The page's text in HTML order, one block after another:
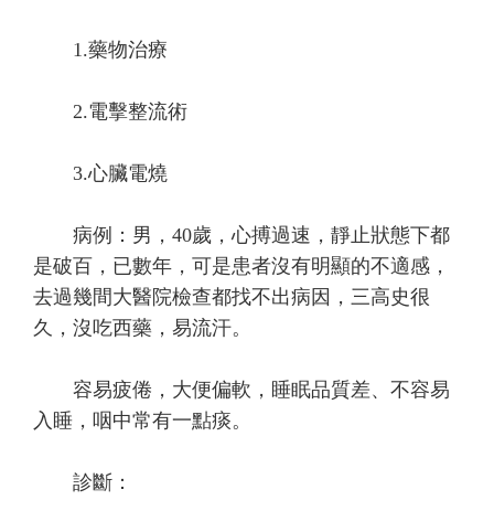
1.藥物治療
2.電擊整流術
3.心臟電燒
病例：男，40歲，心搏過速，靜止狀態下都
是破百，已數年，可是患者沒有明顯的不適感，
去過幾間大醫院檢查都找不出病因，三高史很
久，沒吃西藥，易流汗。
容易疲倦，大便偏軟，睡眠品質差、不容易
入睡，咽中常有一點痰。
診斷：